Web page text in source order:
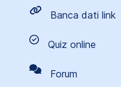
Banca dati link
Quiz online
Forum